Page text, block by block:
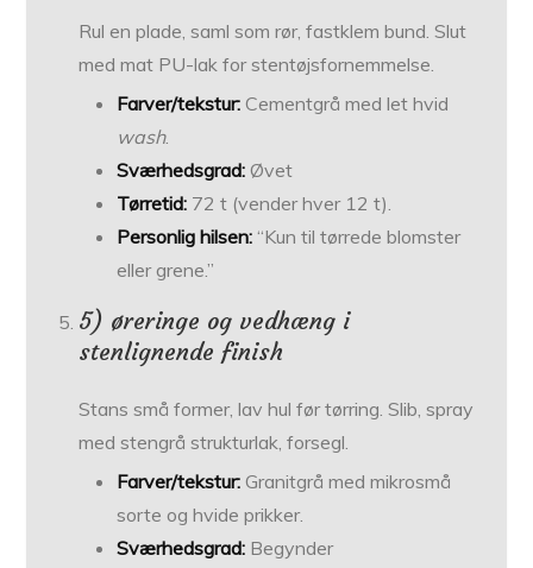
Rul en plade, saml som rør, fastklem bund. Slut
med mat PU-lak for stentøjsfornemmelse.
Farver/tekstur: Cementgrå med let hvid
wash.
Sværhedsgrad: Øvet
Tørretid: 72 t (vender hver 12 t).
Personlig hilsen: “Kun til tørrede blomster
eller grene.”
5) øreringe og vedhæng i
stenlignende finish
Stans små former, lav hul før tørring. Slib, spray
med stengrå strukturlak, forsegl.
Farver/tekstur: Granitgrå med mikrosmå
sorte og hvide prikker.
Sværhedsgrad: Begynder